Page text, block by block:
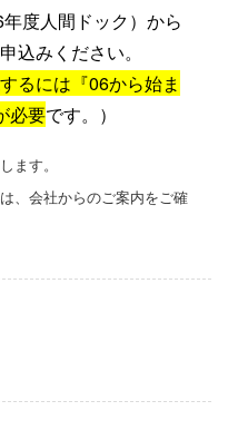
度人間ドック）から
込みください。
るには『06から始ま
必要です。）
ます。
、会社からのご案内をご確